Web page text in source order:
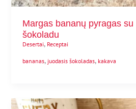
Margas bananų pyragas
šokoladu
Desertai, Receptai
bananas, juodasis šokoladas, kakava